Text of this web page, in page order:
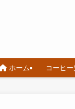
ホーム コーヒ